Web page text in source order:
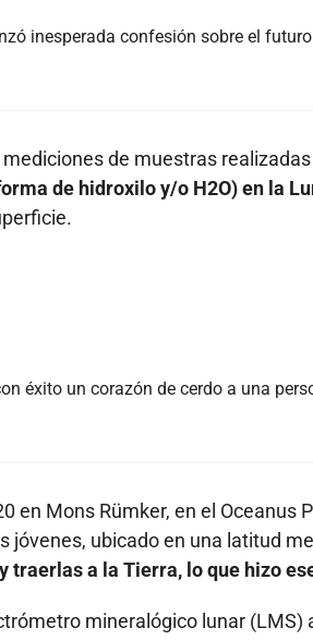
inesperada confesión sobre el
de muestras
de hidroxilo y/o H2O) en la
éxito un corazón de cerdo a una
en Mons Rümker, en el Oceanus
jóvenes, ubicado en una latitud
traerlas a la Tierra, lo que hizo
mineralógico lunar (LMS)